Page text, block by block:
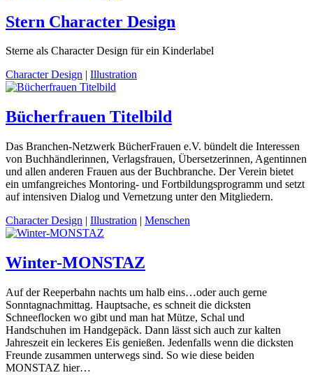
Stern Character Design
Sterne als Character Design für ein Kinderlabel
Character Design | Illustration
Bücherfrauen Titelbild
Das Branchen-Netzwerk BücherFrauen e.V. bündelt die Interessen
von Buchhändlerinnen, Verlagsfrauen, Übersetzerinnen, Agentinnen
und allen anderen Frauen aus der Buchbranche. Der Verein bietet
ein umfangreiches Montoring- und Fortbildungsprogramm und setzt
auf intensiven Dialog und Vernetzung unter den Mitgliedern.
Character Design | Illustration | Menschen
Winter-MONSTAZ
Auf der Reeperbahn nachts um halb eins…oder auch gerne
Sonntagnachmittag. Hauptsache, es schneit die dicksten
Schneeflocken wo gibt und man hat Mütze, Schal und
Handschuhen im Handgepäck. Dann lässt sich auch zur kalten
Jahreszeit ein leckeres Eis genießen. Jedenfalls wenn die dicksten
Freunde zusammen unterwegs sind. So wie diese beiden
MONSTAZ hier…